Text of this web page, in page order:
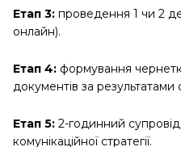
Етап 3: проведення 1 чи 2
онлайн).
Етап 4: формування
документів за результатами
Етап 5: 2-годинний
комунікаційної стратегії.